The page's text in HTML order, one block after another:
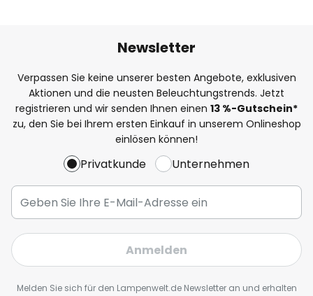
Newsletter
Verpassen Sie keine unserer besten Angebote, exklusiven
Aktionen und die neusten Beleuchtungstrends. Jetzt
registrieren und wir senden Ihnen einen 13 %-Gutschein*
zu, den Sie bei Ihrem ersten Einkauf in unserem Onlineshop
einlösen können!
Privatkunde Unternehmen
Anmelden
Melden Sie sich für den Lampenwelt.de Newsletter an und erhalten